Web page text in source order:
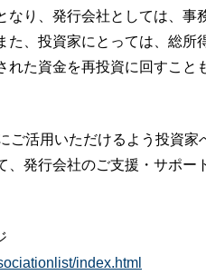
なり、発行会社としては、事
、投資家にとっては、総所
た資金を再投資に回すこと
ご活用いただけるよう投資家
、発行会社のご支援・サポー
index.html